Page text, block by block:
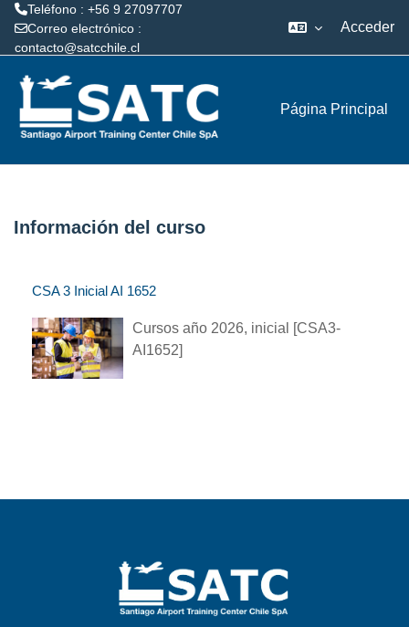
Teléfono : +56 9 27097707
Correo electrónico :
contacto@satcchile.cl
Acceder
Página Principal
Información del curso
CSA 3 Inicial AI 1652
Cursos año 2026, inicial [CSA3-
AI1652]